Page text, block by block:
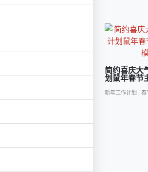
简约喜庆大
划鼠年春节
新年工作计划 春